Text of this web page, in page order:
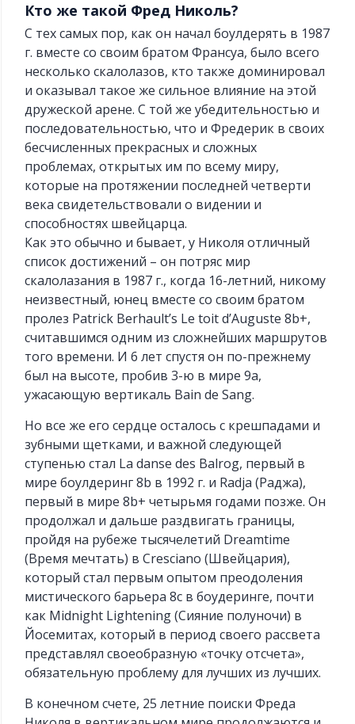
Кто же такой Фред Николь?
С тех самых пор, как он начал боулдерять в 1987
г. вместе со своим братом Франсуа, было всего
несколько скалолазов, кто также доминировал
и оказывал такое же сильное влияние на этой
дружеской арене. С той же убедительностью и
последовательностью, что и Фредерик в своих
бесчисленных прекрасных и сложных
проблемах, открытых им по всему миру,
которые на протяжении последней четверти
века свидетельствовали о видении и
способностях швейцарца.
Как это обычно и бывает, у Николя отличный
список достижений – он потряс мир
скалолазания в 1987 г., когда 16-летний, никому
неизвестный, юнец вместе со своим братом
пролез Patrick Berhault’s Le toit d’Auguste 8b+,
считавшимся одним из сложнейших маршрутов
того времени. И 6 лет спустя он по-прежнему
был на высоте, пробив 3-ю в мире 9а,
ужасающую вертикаль Bain de Sang.
Но все же его сердце осталось с крешпадами и
зубными щетками, и важной следующей
ступенью стал La danse des Balrog, первый в
мире боулдеринг 8b в 1992 г. и Radja (Раджа),
первый в мире 8b+ четырьмя годами позже. Он
продолжал и дальше раздвигать границы,
пройдя на рубеже тысячелетий Dreamtime
(Время мечтать) в Cresciano (Швейцария),
который стал первым опытом преодоления
мистического барьера 8с в боудеринге, почти
как Midnight Lightening (Сияние полуночи) в
Йосемитах, который в период своего рассвета
представлял своеобразную «точку отсчета»,
обязательную проблему для лучших из лучших.
В конечном счете, 25 летние поиски Фреда